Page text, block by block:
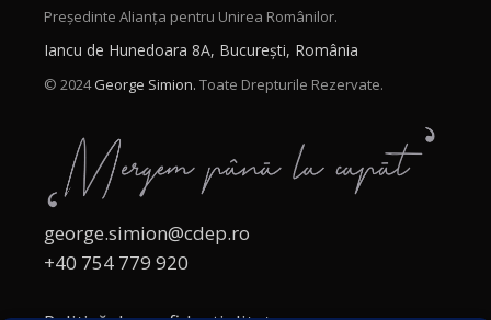
Președinte Alianța pentru Unirea Românilor.
Iancu de Hunedoara 8A, București, România
© 2024George Simion. Toate Drepturile Rezervate.
george.simion@cdep.ro
+40 754 779 920